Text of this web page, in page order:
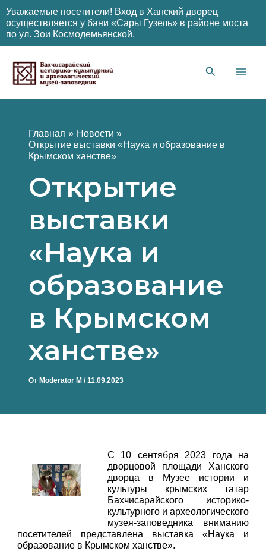
Уважаемые посетители! Вход в Ханский дворец
осуществляется у бани «Сары Гузель» в районе моста
по ул. Зои Космодемьянской.
содержимому
Главная
Новости
Открытие выставки «Наука и образование в
Крымском ханстве»
Открытие
выставки
«Наука и
образование
в Крымском
ханстве»
От Moderator M /11.09.2023
С 10 сентября 2023 года на
дворцовой площади Ханского
дворца в Музее истории и
культуры крымских татар
Бахчисарайского историко-
культурного и археологического
музея-заповедника вниманию
посетителей представлена выставка «Наука и
образование в Крымском ханстве».